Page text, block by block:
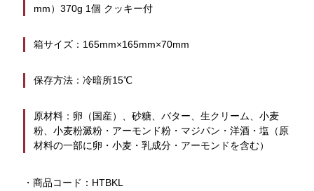
mm）370g 1個 クッキー付
箱サイズ：165mm×165mm×70mm
保存方法：冷暗所15℃
原材料：卵（国産）、砂糖、バター、生クリーム、小麦
粉、小麦粉澱粉・アーモンド粉・マジパン・洋酒・塩（原
材料の一部に卵・小麦・乳成分・アーモンドを含む）
・商品コード：HTBKL